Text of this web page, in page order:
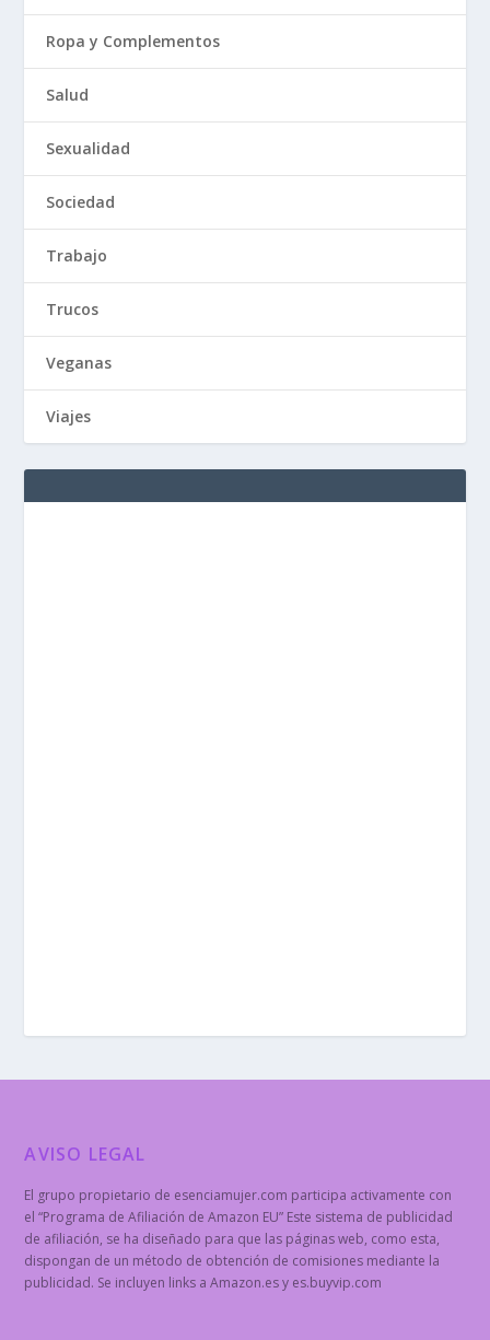
Ropa y Complementos
Salud
Sexualidad
Sociedad
Trabajo
Trucos
Veganas
Viajes
AVISO LEGAL
El grupo propietario de esenciamujer.com participa activamente con
el “Programa de Afiliación de Amazon EU” Este sistema de publicidad
de afiliación, se ha diseñado para que las páginas web, como esta,
dispongan de un método de obtención de comisiones mediante la
publicidad. Se incluyen links a Amazon.es y es.buyvip.com